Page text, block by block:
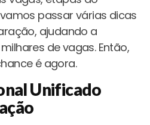
passar várias dicas
ajudando a
de vagas. Então,
é agora.
Unificado